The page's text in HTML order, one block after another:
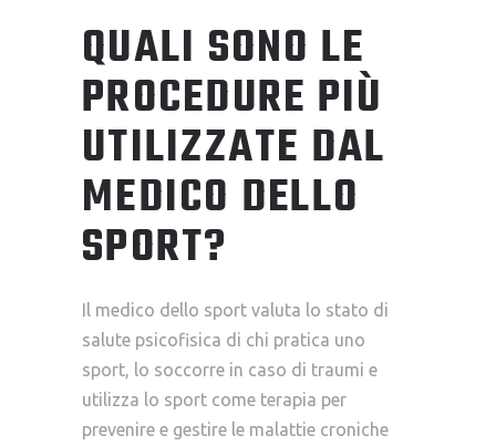
QUALI SONO LE
PROCEDURE PIÙ
UTILIZZATE DAL
MEDICO DELLO
SPORT?
Il medico dello sport valuta lo stato di
salute psicofisica di chi pratica uno
sport, lo soccorre in caso di traumi e
utilizza lo sport come terapia per
prevenire e gestire le malattie croniche